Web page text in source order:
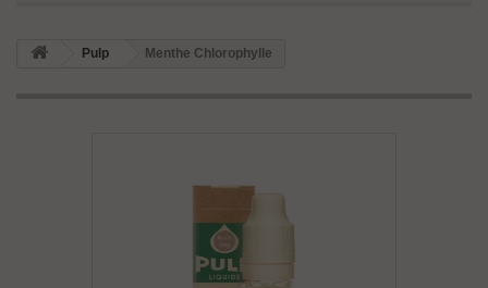
Pulp Menthe Chlorophylle